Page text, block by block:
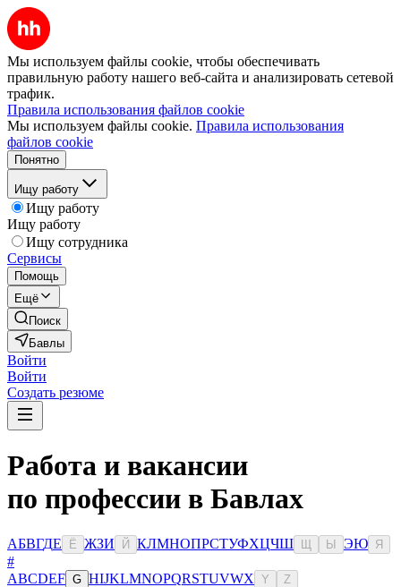
Мы используем файлы cookie, чтобы обеспечивать
правильную работу нашего веб-сайта и анализировать сетевой
трафик.
Правила использования файлов cookie
Мы используем файлы cookie. Правила использования
файлов cookie
Понятно
Ищу работу
Ищу работу
Ищу работу
Ищу сотрудника
Сервисы
Помощь
Ещё
Поиск
Бавлы
Войти
Войти
Создать резюме
Работа и вакансии
по профессии в Бавлах
АБВГДЕ Ё ЖЗИ Й КЛМНОПРСТУФХЦЧШ Ы ЭЮ Я
#
ABCDEF G HIJKLMNOPQRSTUVWX Y Z